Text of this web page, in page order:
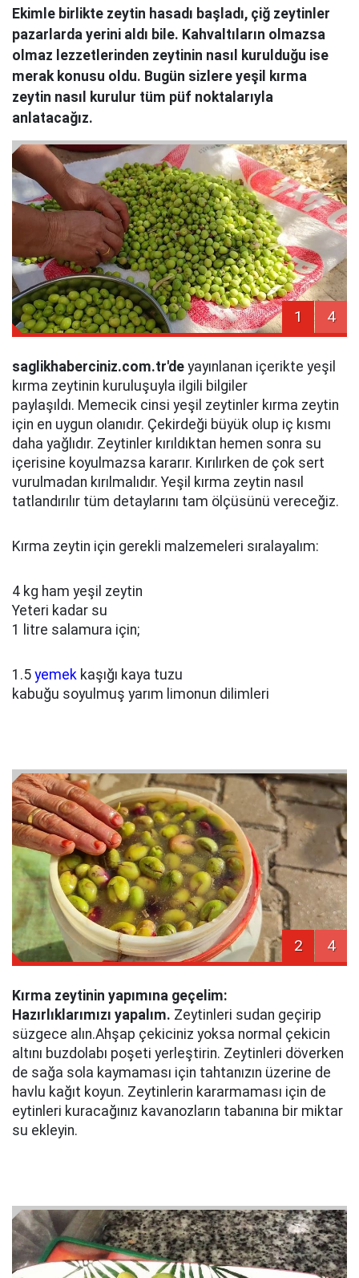
Ekimle birlikte zeytin hasadı başladı, çiğ zeytinler
pazarlarda yerini aldı bile. Kahvaltıların olmazsa
olmaz lezzetlerinden zeytinin nasıl kurulduğu ise
merak konusu oldu. Bugün sizlere yeşil kırma
zeytin nasıl kurulur tüm püf noktalarıyla
anlatacağız.
1 4
saglikhaberciniz.com.tr'de yayınlanan içerikte yeşil
kırma zeytinin kuruluşuyla ilgili bilgiler
paylaşıldı. Memecik cinsi yeşil zeytinler kırma zeytin
için en uygun olanıdır. Çekirdeği büyük olup iç kısmı
daha yağlıdır. Zeytinler kırıldıktan hemen sonra su
içerisine koyulmazsa kararır. Kırılırken de çok sert
vurulmadan kırılmalıdır. Yeşil kırma zeytin nasıl
tatlandırılır tüm detaylarını tam ölçüsünü vereceğiz.
Kırma zeytin için gerekli malzemeleri sıralayalım:
4 kg ham yeşil zeytin
Yeteri kadar su
1 litre salamura için;
1.5 yemek kaşığı kaya tuzu
kabuğu soyulmuş yarım limonun dilimleri
2 4
Kırma zeytinin yapımına geçelim:
Hazırlıklarımızı yapalım. Zeytinleri sudan geçirip
süzgece alın.Ahşap çekiciniz yoksa normal çekicin
altını buzdolabı poşeti yerleştirin. Zeytinleri döverken
de sağa sola kaymaması için tahtanızın üzerine de
havlu kağıt koyun. Zeytinlerin kararmaması için de
eytinleri kuracağınız kavanozların tabanına bir miktar
su ekleyin.